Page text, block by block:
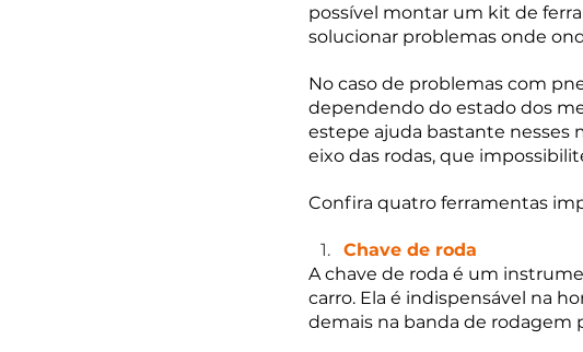
possível montar um kit de
solucionar problemas onde
No caso de problemas com
dependendo do estado dos
estepe ajuda bastante nesses
eixo das rodas, que
Confira quatro ferramentas
Chave de roda
A chave de roda é um
carro. Ela é indispensável na
demais na banda de rodagem